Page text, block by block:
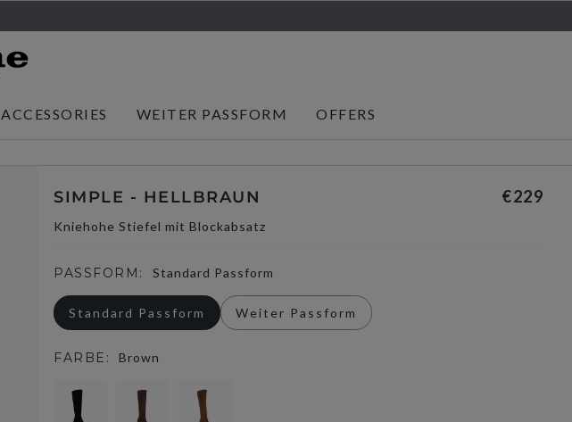
ACCESSORIES WEITER PASSFORM OFFERS
SIMPLE - HELLBRAUN
Kniehohe Stiefel mit Blockabsatz
€229
PASSFORM: Standard Passform
Standard Passform Weiter Passform
FARBE: Brown